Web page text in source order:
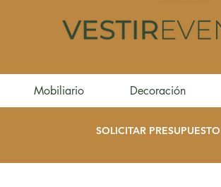
Mobiliario Decoración
SOLICITAR PRESUPUESTO